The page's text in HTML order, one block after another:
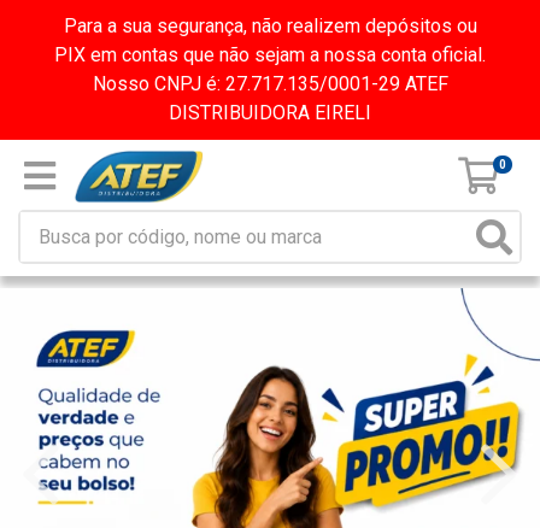
Para a sua segurança, não realizem depósitos ou
PIX em contas que não sejam a nossa conta oficial.
Nosso CNPJ é: 27.717.135/0001-29 ATEF
DISTRIBUIDORA EIRELI
0